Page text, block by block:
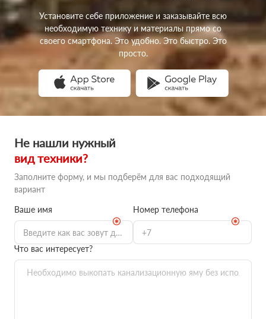
Установите себе приложение и заказывайте всю
необходимую технику и материалы прямо со
своего смартфона. Это удобно. Это быстро. Это
просто.
Не нашли нужный
вид техники?
Заполните форму, и мы подберём для вас подходящий
вариант
Ваше имя
Номер телефона
Что вас интересует?